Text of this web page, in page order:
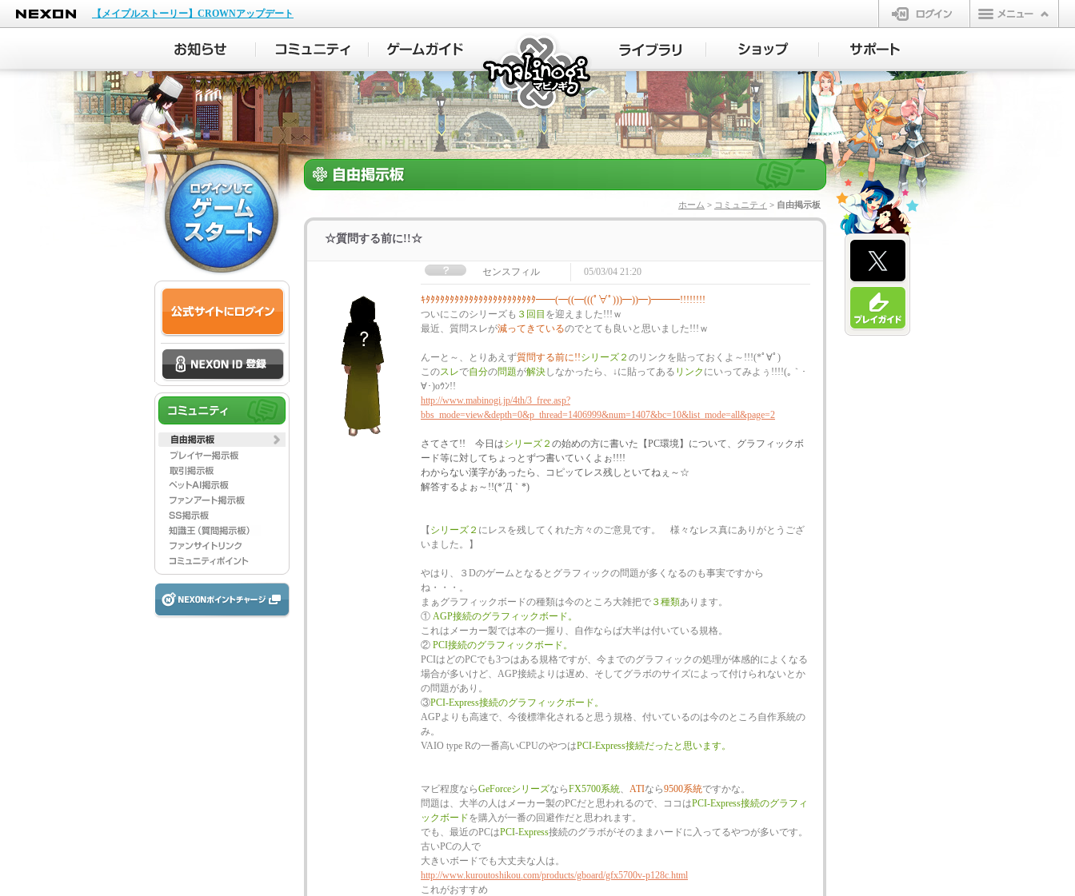
NEXON
【メイプルストーリー】CROWNアップデート
ログイン
マビノギ
ホーム > コミュニティ > 自由掲示板
☆質問する前に!!☆
センスフィル 05/03/04 21:20
ｷﾀﾀﾀﾀﾀﾀﾀﾀﾀﾀﾀﾀﾀﾀﾀﾀﾀﾀﾀﾀﾀﾀﾀ━━(━((━(((ﾟ∀ﾟ)))━))━)━━━!!!!!!!!
ついにこのシリーズも ３回目 を迎えました!!!ｗ
最近、質問スレが減ってきているのでとても良いと思いました!!!ｗ
んーと～、とりあえず質問する前に!!シリーズ２ のリンクを貼っておくよ～!!!(*ﾟ∀ﾟ)
このスレで自分の問題が解決しなかったら、↓に貼ってある リンク にいってみよぅ!!!!(｡｀･
∀･)oｳﾝ!!
http://www.mabinogi.jp/4th/3_free.asp?
bbs_mode=view&depth=0&p_thread=1406999&num=1407&bc=10&list_mode=all&page=2
さてさて!! 今日はシリーズ２ の始めの方に書いた【PC環境】について、グラフィックボ
ード等に対してちょっとずつ書いていくよぉ!!!!
わからない漢字があったら、コピッてレス残しといてねぇ～☆
解答するよぉ～!!(*´Д｀*)
【 シリーズ２ にレスを残してくれた方々のご意見です。 様々なレス真にありがとうござ
いました。】
やはり、３Dのゲームとなるとグラフィックの問題が多くなるのも事実ですから
ね・・・。
まぁグラフィックボードの種類は今のところ大雑把で ３種類あります。
① AGP接続のグラフィックボード。
これはメーカー製では本の一握り、自作ならば大半は付いている規格。
② PCI接続のグラフィックボード。
PCIはどのPCでも3つはある規格ですが、今までのグラフィックの処理が体感的によくなる
場合が多いけど、AGP接続よりは遅め、そしてグラボのサイズによって付けられないとか
の問題があり。
③PCI-Express接続のグラフィックボード。
AGPよりも高速で、今後標準化されると思う規格、付いているのは今のところ自作系統の
み。
VAIO type Rの一番高いCPUのやつはPCI-Express接続だったと思います。
マビ程度ならGeForceシリーズならFX5700系統、 ATIなら9500系統ですかな。
問題は、大半の人はメーカー製のPCだと思われるので、ココはPCI-Express接続のグラフィ
ックボードを購入が一番の回避作だと思われます。
でも、最近のPCはPCI‐Express接続のグラボがそのままハードに入ってるやつが多いです。
古いPCの人で
大きいボードでも大丈夫な人は。
http://www.kuroutoshikou.com/products/gboard/gfx5700v-p128c.html
これがおすすめ